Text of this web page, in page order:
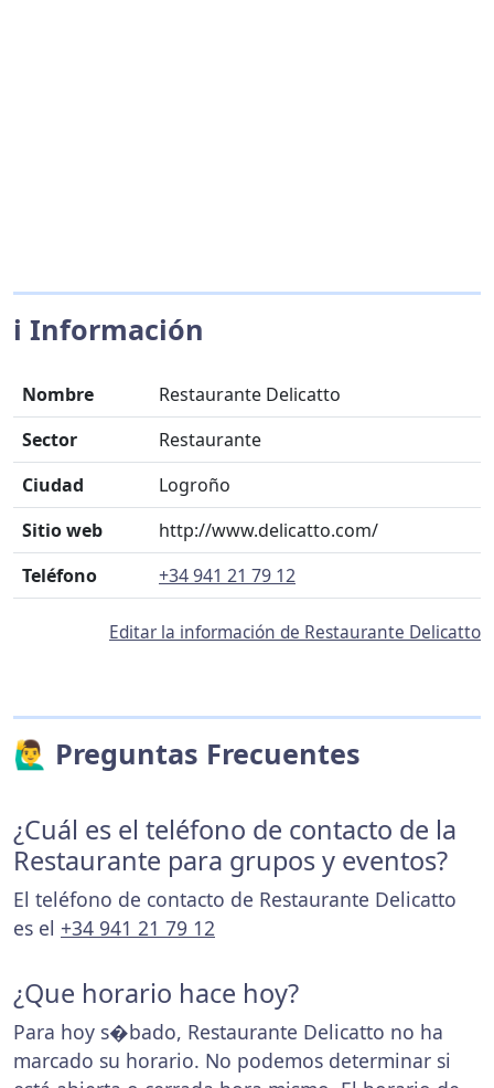
ℹ️ Información
Nombre
Restaurante Delicatto
Sector
Restaurante
Ciudad
Logroño
Sitio web
http://www.delicatto.com/
Teléfono
+34 941 21 79 12
Editar la información de Restaurante Delicatto
🙋‍♂️ Preguntas Frecuentes
¿Cuál es el teléfono de contacto de la
Restaurante para grupos y eventos?
El teléfono de contacto de Restaurante Delicatto
es el +34 941 21 79 12
¿Que horario hace hoy?
Para hoy s�bado, Restaurante Delicatto no ha
marcado su horario. No podemos determinar si